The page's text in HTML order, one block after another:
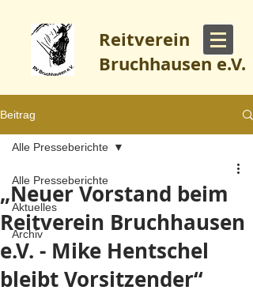
Reitverein
Bruchhausen e.V.
Beitrag
Alle Presseberichte
Aktuelles
Archiv
Alle Presseberichte
„Neuer Vorstand beim
Reitverein Bruchhausen
e.V. - Mike Hentschel
bleibt Vorsitzender“